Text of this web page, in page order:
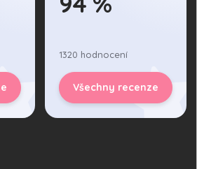
1320 hodnocení
Všechny recenze